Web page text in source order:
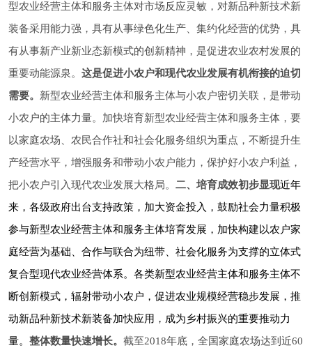
型农业经营主体和服务主体对市场反应灵敏，对新品种新技术新
装备采用能力强，具有从事绿色化生产、集约化经营的优势，具
有从事新产业新业态新模式的创新精神，是促进农业农村发展的
重要动能源泉。 这是促进小农户和现代农业发展有机衔接的迫切
需要。 新型农业经营主体和服务主体与小农户密切关联，是带动
小农户的主体力量。加快培育新型农业经营主体和服务主体，要
以家庭农场、农民合作社和社会化服务组织为重点，不断提升生
产经营水平，增强服务和带动小农户能力，保护好小农户利益，
把小农户引入现代农业发展大格局。 二、培育成效初步显现近年
来，各级政府出台支持政策，加大资金投入，鼓励社会力量积极
参与新型农业经营主体和服务主体培育发展，加快构建以农户家
庭经营为基础、合作与联合为纽带、社会化服务为支撑的立体式
复合型现代农业经营体系。各类新型农业经营主体和服务主体不
断创新模式，辐射带动小农户，促进农业规模经营稳步发展，推
动新品种新技术新装备加快应用，成为乡村振兴的重要推动力
量。 整体数量快速增长。 截至2018年底，全国家庭农场达到近60